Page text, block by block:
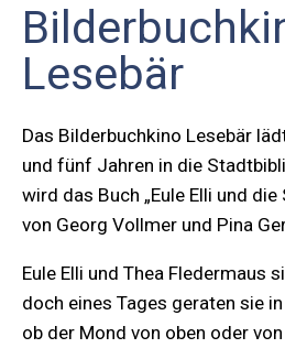
Lesebär
Das Bilderbuchkino Lesebär
und fünf Jahren in die
wird das Buch „Eule Elli und
von Georg Vollmer und Pina
Eule Elli und Thea Fledermaus
doch eines Tages geraten sie
ob der Mond von oben oder